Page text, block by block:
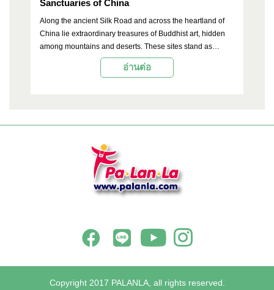
Sanctuaries of China
Along the ancient Silk Road and across the heartland of
China lie extraordinary treasures of Buddhist art, hidden
among mountains and deserts. These sites stand as
powerful evidence of the spread of Buddhism and artistic
traditions from India to China in ancient times. Among the
spiritual beliefs of each era. Among the thousands of rock-
universally recognized as the most magnificent: the Mogao
Grottoes, the Longmen Grottoes, and the Yungang
Grottoes. All three are UNESCO World Heritage Sites and
are unmissable destinations for travelers with a passion for
อ่านต่อ
Copyright 2017 PALANLA, all rights reserved.